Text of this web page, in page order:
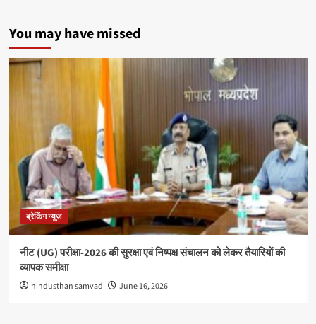
You may have missed
ब्रेकिंग न्यूज
नीट (UG) परीक्षा-2026 की सुरक्षा एवं निष्पक्ष संचालन को लेकर तैयारियों की
व्यापक समीक्षा
hindusthan samvad June 16, 2026